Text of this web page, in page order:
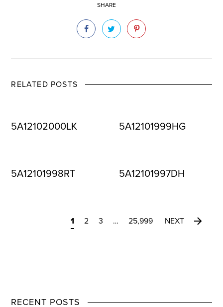
SHARE
RELATED POSTS
5A12102000LK 5A12101999HG
5A12101998RT 5A12101997DH
1 2 3 … 25,999 NEXT
RECENT POSTS